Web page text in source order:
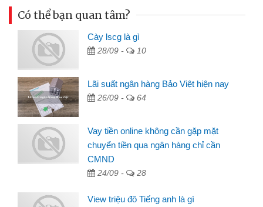
Có thể bạn quan tâm?
Cày lscg là gì
28/09 - 10
Lãi suất ngân hàng Bảo Việt hiện nay
26/09 - 64
Vay tiền online không cần gặp mặt
chuyển tiền qua ngân hàng chỉ cần
CMND
24/09 - 28
View triệu đô Tiếng anh là gì